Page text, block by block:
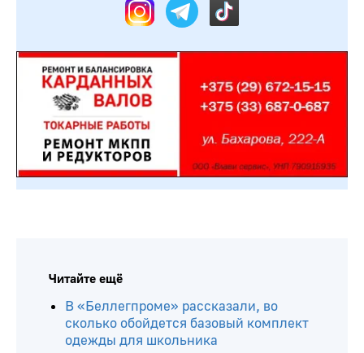
Читайте ещё
В «Беллегпроме» рассказали, во
сколько обойдется базовый комплект
одежды для школьника